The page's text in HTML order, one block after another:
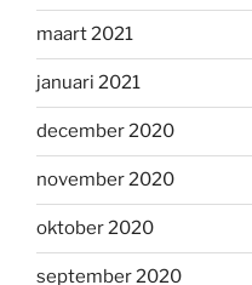
maart 2021
januari 2021
december 2020
november 2020
oktober 2020
september 2020